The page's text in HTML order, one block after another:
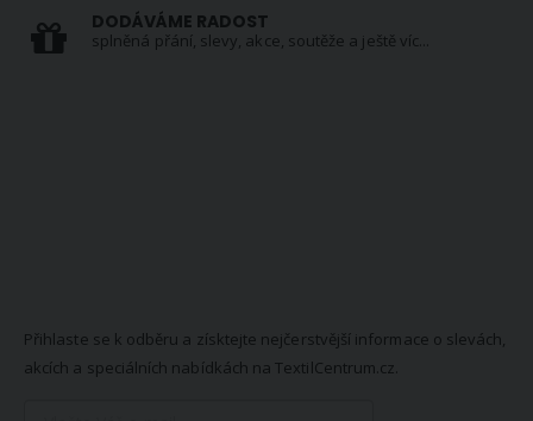
DODÁVÁME RADOST
splněná přání, slevy, akce, soutěže a ještě víc...
Přihlaste se k odběru a získtejte nejčerstvější informace o slevách,
akcích a speciálních nabídkách na TextilCentrum.cz.